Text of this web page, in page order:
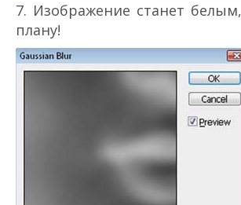
7. Изображение станет
плану!